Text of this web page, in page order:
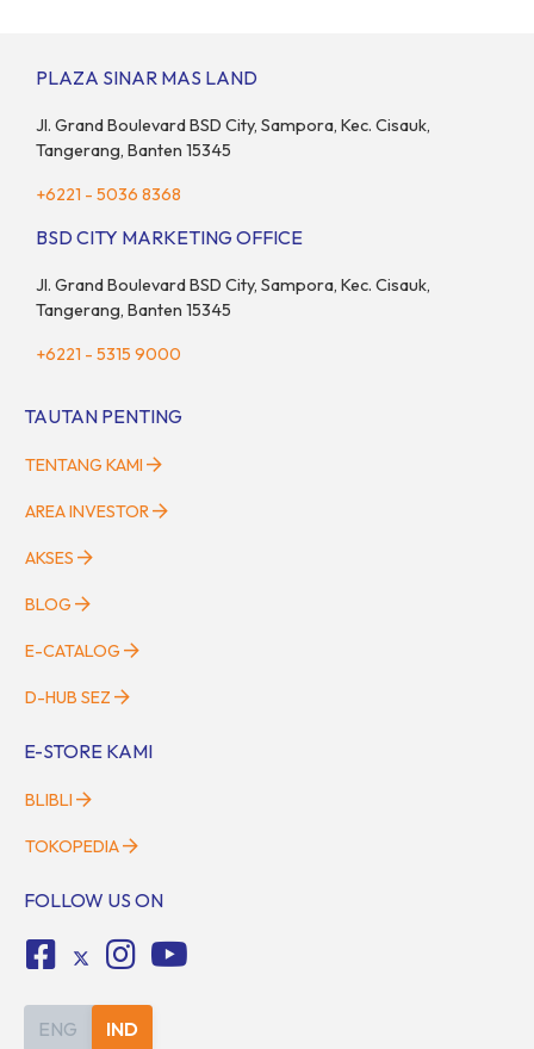
target. “Kami yakin target […]
PLAZA SINAR MAS LAND
Jl. Grand Boulevard BSD City, Sampora, Kec. Cisauk,
Tangerang, Banten 15345
+6221 - 5036 8368
BSD CITY MARKETING OFFICE
Jl. Grand Boulevard BSD City, Sampora, Kec. Cisauk,
Tangerang, Banten 15345
+6221 - 5315 9000
TAUTAN PENTING
TENTANG KAMI
AREA INVESTOR
AKSES
BLOG
E-CATALOG
D-HUB SEZ
E-STORE KAMI
BLIBLI
TOKOPEDIA
FOLLOW US ON
ENG IND